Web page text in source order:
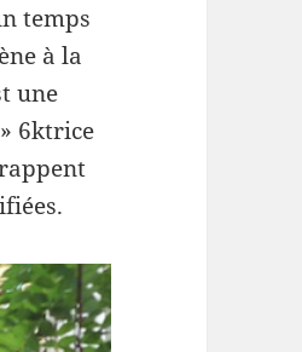
temps
à la
une
6ktrice